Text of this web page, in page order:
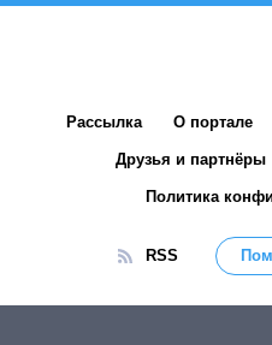
Рассылка О портале
Друзья и партнёры
Политика
RSS